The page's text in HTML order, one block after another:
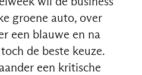
groene auto, over
een blauwe en na
de beste keuze.
een kritische